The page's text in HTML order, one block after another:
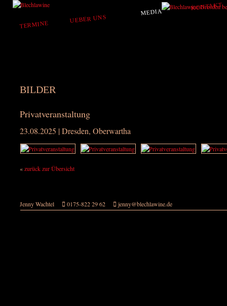
TERMINE
UEBER UNS
MEDIA
KONTAKT
BILDER
Privatveranstaltung
23.08.2025 | Dresden, Oberwartha
«zurück zur Übersicht
Jenny Wachtel 0175-822 29 62 jenny@blechlawine.de